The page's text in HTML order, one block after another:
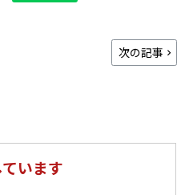
次の記事
います